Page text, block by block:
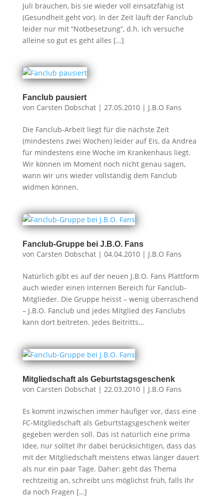
Juli brauchen, bis sie wieder voll einsatzfähig ist
(Gesundheit geht vor). In der Zeit läuft der Fanclub
leider nur mit “Notbesetzung”, d.h. ich versuche
alleine so gut es geht alles […]
Fanclub pausiert
von Carsten Dobschat| 27.05.2010| J.B.O Fans
Die Fanclub-Arbeit liegt für die nächste Zeit
(mindestens zwei Wochen) leider auf Eis, da Andrea
für mindestens eine Woche im Krankenhaus liegt.
Wir können im Moment noch nicht genau sagen,
wann wir uns wieder vollständig dem Fanclub
widmen können.
Fanclub-Gruppe bei J.B.O. Fans
von Carsten Dobschat| 04.04.2010| J.B.O Fans
Natürlich gibt es auf der neuen J.B.O. Fans Plattform
auch wieder einen internen Bereich für Fanclub-
Mitglieder. Die Gruppe heisst – wenig überraschend
– J.B.O. Fanclub und jedes Mitglied des Fanclubs
kann dort beitreten. Jedes Beitritts…
Mitgliedschaft als Geburtstagsgeschenk
von Carsten Dobschat| 22.03.2010| J.B.O Fans
Es kommt inzwischen immer häufiger vor, dass eine
FC-Mitgliedschaft als Geburtstagsgeschenk weiter
gegeben werden soll. Das ist natürlich eine prima
Idee, nur solltet Ihr dabei berücksichtigen, dass das
mit der Mitgliedschaft meistens etwas länger dauert
als nur ein paar Tage. Daher: geht das Thema
rechtzeitig an, schreibt uns möglichst früh, falls Ihr
da noch Fragen […]